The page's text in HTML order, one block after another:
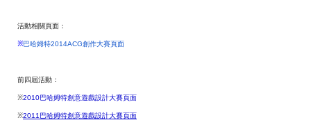
活動相關頁面：
※巴哈姆特2014ACG創作大賽頁面
前四屆活動：
※2010巴哈姆特創意遊戲設計大賽頁面
※2011 巴哈姆特創意遊戲設計大賽頁面